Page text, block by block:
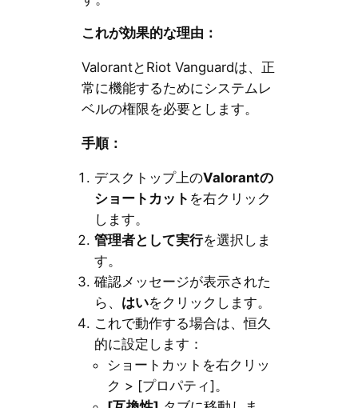
これが効果的な理由：
ValorantとRiot Vanguardは、正
常に機能するためにシステムレ
ベルの権限を必要とします。
手順：
デスクトップ上のValorantの
ショートカット を右クリック
します。
管理者として実行を選択しま
す。
確認メッセージが表示された
ら、 はいをクリックします。
これで動作する場合は、恒久
的に設定します：
ショートカットを右クリッ
ク > [プロパティ]。